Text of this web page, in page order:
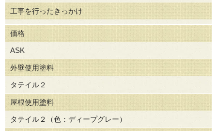
工事を行ったきっかけ
価格
ASK
外壁使用塗料
タテイル２
屋根使用塗料
タテイル２（色：ディープグレー）